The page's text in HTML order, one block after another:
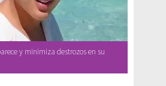
y minimiza destrozos en su